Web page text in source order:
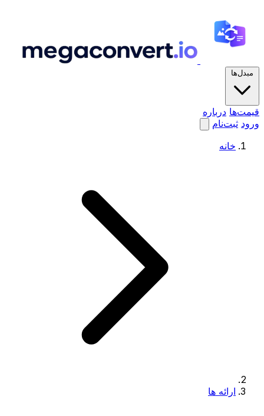
مبدل‌ها
قیمت‌ها درباره
ورود ثبت‌نام
خانه
ارائه ها